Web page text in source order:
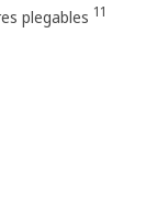
plegables 11